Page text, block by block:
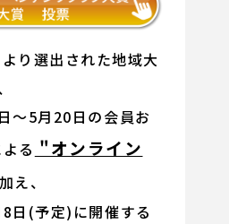
り選出された地域大
～5月20日の会員お
る "オンライン
え、
日(予定)に開催する